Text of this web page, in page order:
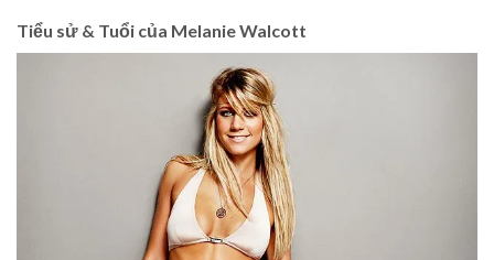
Tiểu sử & Tuổi của Melanie Walcott